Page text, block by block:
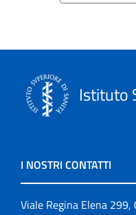
Istituto
I NOSTRI CONTATTI
Viale Regina Elena